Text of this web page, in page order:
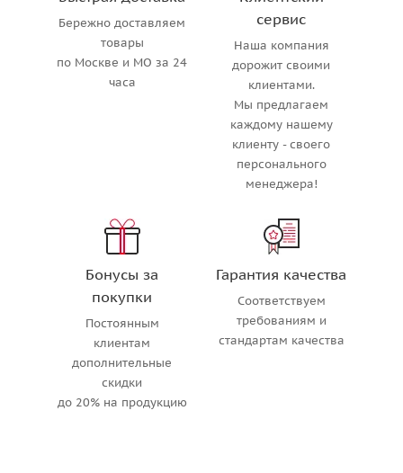
Бережно доставляем
товары
по Москве и МО за 24
часа
сервис
Наша компания
дорожит своими
клиентами.
Мы предлагаем
каждому нашему
клиенту - своего
персонального
менеджера!
Бонусы за
покупки
Постоянным
клиентам
дополнительные
скидки
до 20% на продукцию
Гарантия качества
Соответствуем
требованиям и
стандартам качества